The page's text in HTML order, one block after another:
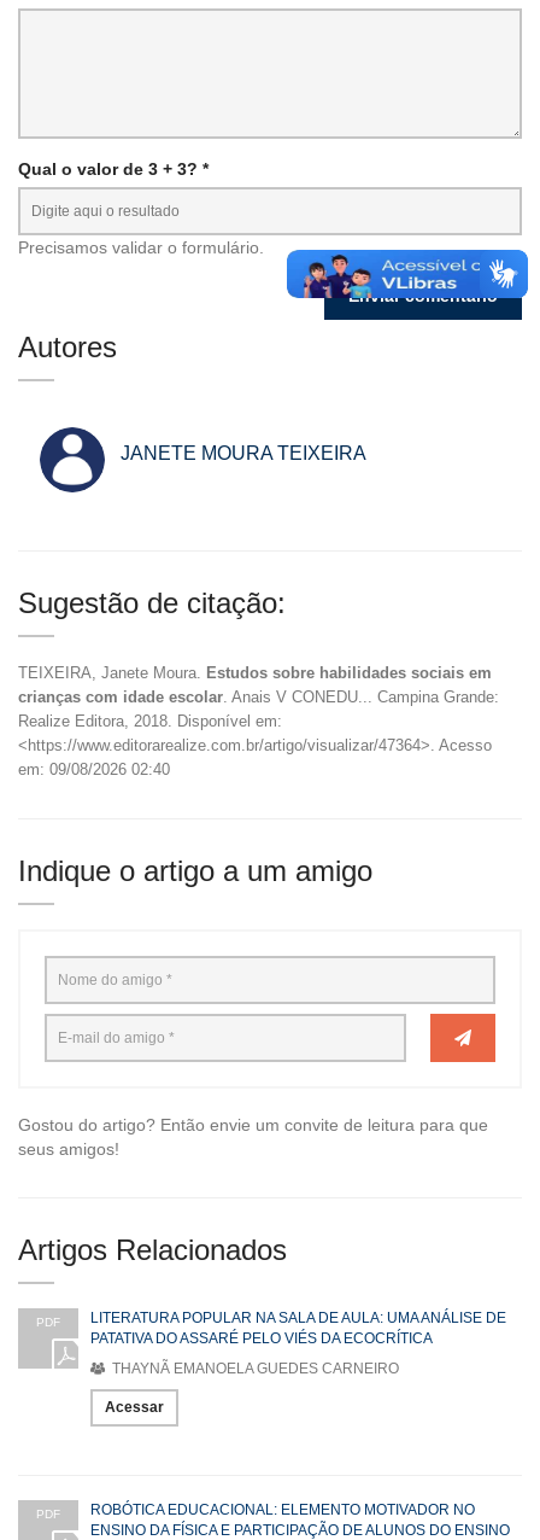
Qual o valor de 3 + 3? *
Precisamos validar o formulário.
Autores
JANETE MOURA TEIXEIRA
Sugestão de citação:
TEIXEIRA, Janete Moura. Estudos sobre habilidades sociais em
crianças com idade escolar . Anais V CONEDU... Campina Grande:
Realize Editora, 2018. Disponível em:
<https://www.editorarealize.com.br/artigo/visualizar/47364>. Acesso
em: 09/08/2026 02:40
Indique o artigo a um amigo
Gostou do artigo? Então envie um convite de leitura para que
seus amigos!
Artigos Relacionados
PDF
LITERATURA POPULAR NA SALA DE AULA: UMA ANÁLISE DE
PATATIVA DO ASSARÉ PELO VIÉS DA ECOCRÍTICA
THAYNÃ EMANOELA GUEDES CARNEIRO
Acessar
PDF
ROBÓTICA EDUCACIONAL: ELEMENTO MOTIVADOR NO
ENSINO DA FÍSICA E PARTICIPAÇÃO DE ALUNOS DO ENSINO